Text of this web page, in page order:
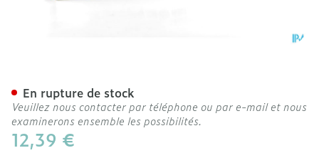
12,39 €
En rupture de stock
Veuillez nous contacter par téléphone ou par e-mail et nous
examinerons ensemble les possibilités.